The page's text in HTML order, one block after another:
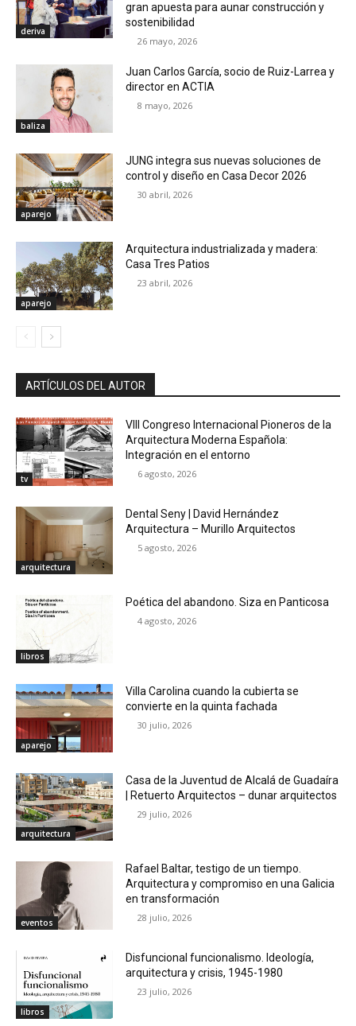
deriva
gran apuesta para aunar construcción y
sostenibilidad
26 mayo, 2026
baliza
Juan Carlos García, socio de Ruiz-Larrea y
director en ACTIA
8 mayo, 2026
aparejo
JUNG integra sus nuevas soluciones de
control y diseño en Casa Decor 2026
30 abril, 2026
aparejo
Arquitectura industrializada y madera:
Casa Tres Patios
23 abril, 2026
ARTÍCULOS DEL AUTOR
tv
VIII Congreso Internacional Pioneros de la
Arquitectura Moderna Española:
Integración en el entorno
6 agosto, 2026
arquitectura
Dental Seny | David Hernández
Arquitectura – Murillo Arquitectos
5 agosto, 2026
libros
Poética del abandono. Siza en Panticosa
4 agosto, 2026
aparejo
Villa Carolina cuando la cubierta se
convierte en la quinta fachada
30 julio, 2026
arquitectura
Casa de la Juventud de Alcalá de Guadaíra
| Retuerto Arquitectos – dunar arquitectos
29 julio, 2026
eventos
Rafael Baltar, testigo de un tiempo.
Arquitectura y compromiso en una Galicia
en transformación
28 julio, 2026
libros
Disfuncional funcionalismo. Ideología,
arquitectura y crisis, 1945-1980
23 julio, 2026